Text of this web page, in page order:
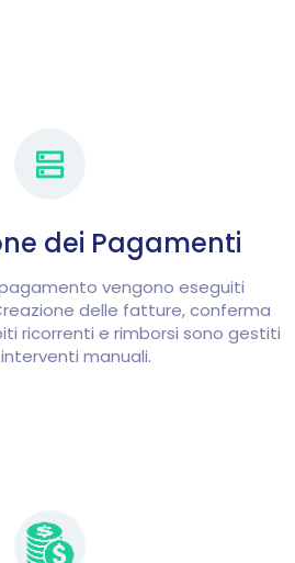
dei Pagamenti
vengono eseguiti
delle fatture, conferma
ricorrenti e rimborsi sono gestiti
manuali.